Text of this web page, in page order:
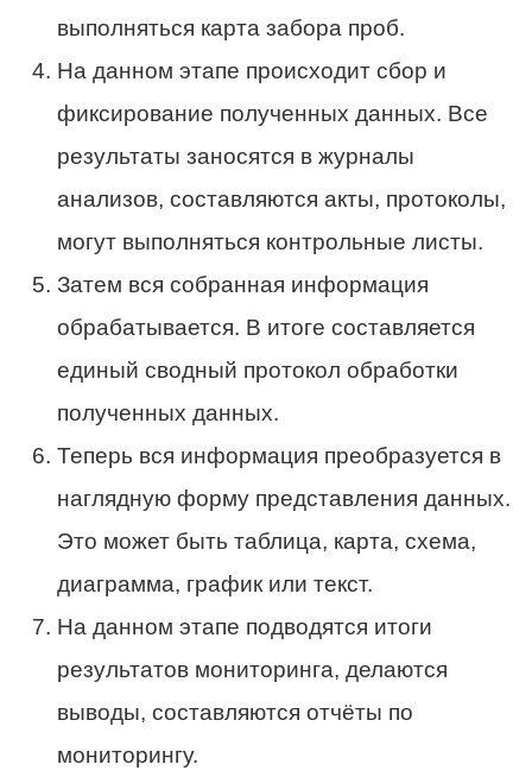
выполняться карта забора проб.
На данном этапе происходит сбор и
фиксирование полученных данных. Все
результаты заносятся в журналы
анализов, составляются акты, протоколы,
могут выполняться контрольные листы.
Затем вся собранная информация
обрабатывается. В итоге составляется
единый сводный протокол обработки
полученных данных.
Теперь вся информация преобразуется в
наглядную форму представления данных.
Это может быть таблица, карта, схема,
диаграмма, график или текст.
На данном этапе подводятся итоги
результатов мониторинга, делаются
выводы, составляются отчёты по
мониторингу.